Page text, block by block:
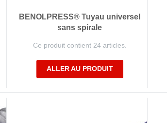
BENOLPRESS® Tuyau universel
sans spirale
Ce produit contient 24 articles.
ALLER AU PRODUIT